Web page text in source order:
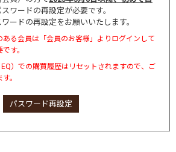
ワードの再設定が必要です。
ードの再設定をお願いいたします。
る会員は「会員のお客様」よりログインして
す。
）での購買履歴はリセットされますので、ご
。
パスワード再設定